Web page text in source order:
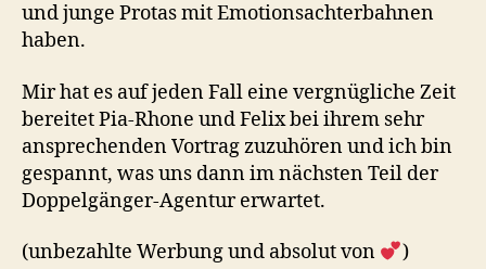
und junge Protas mit Emotionsachterbahnen
haben.
Mir hat es auf jeden Fall eine vergnügliche Zeit
bereitet Pia-Rhone und Felix bei ihrem sehr
ansprechenden Vortrag zuzuhören und ich bin
gespannt, was uns dann im nächsten Teil der
Doppelgänger-Agentur erwartet.
(unbezahlte Werbung und absolut von )